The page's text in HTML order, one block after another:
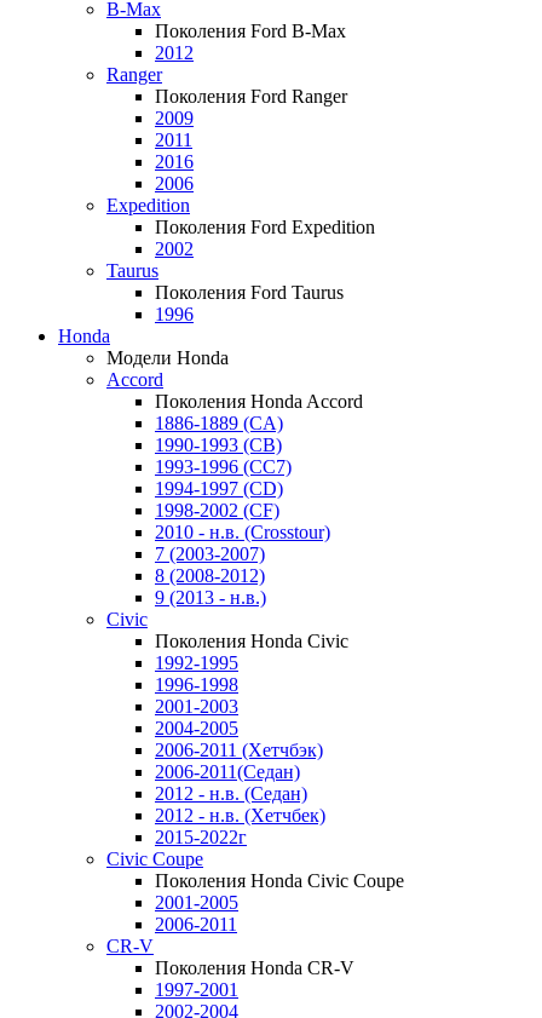
B-Max
Поколения Ford B-Max
2012
Ranger
Поколения Ford Ranger
2009
2011
2016
2006
Expedition
Поколения Ford Expedition
2002
Taurus
Поколения Ford Taurus
1996
Honda
Модели Honda
Accord
Поколения Honda Accord
1886-1889 (CA)
1990-1993 (CB)
1993-1996 (CC7)
1994-1997 (CD)
1998-2002 (CF)
2010 - н.в. (Crosstour)
7 (2003-2007)
8 (2008-2012)
9 (2013 - н.в.)
Civic
Поколения Honda Civic
1992-1995
1996-1998
2001-2003
2004-2005
2006-2011 (Хетчбэк)
2006-2011(Седан)
2012 - н.в. (Седан)
2012 - н.в. (Хетчбек)
2015-2022г
Civic Coupe
Поколения Honda Civic Coupe
2001-2005
2006-2011
CR-V
Поколения Honda CR-V
1997-2001
2002-2004